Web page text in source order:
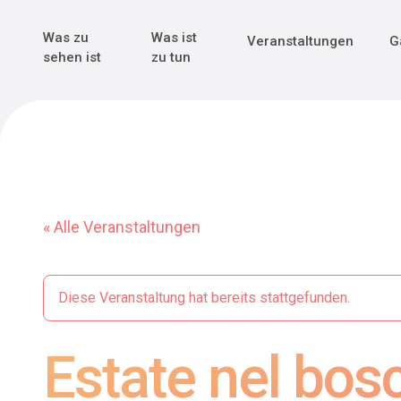
Main Navigation
Was zu
sehen ist
Was ist
zu tun
Veranstaltungen
« Alle Veranstaltungen
Diese Veranstaltung hat bereits stattgefunden.
Estate nel